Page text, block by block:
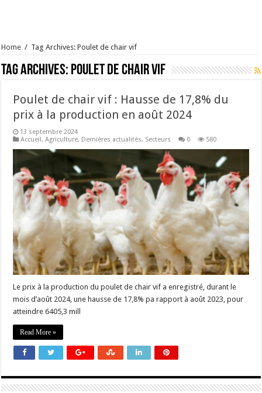
Home / Tag Archives: Poulet de chair vif
Tag Archives: Poulet de chair vif
Poulet de chair vif : Hausse de 17,8% du
prix à la production en août 2024
13 septembre 2024
Accueil,Agriculture, Dernières actualités, Secteurs 0 580
Le prix à la production du poulet de chair vif a enregistré, durant le
mois d’août 2024, une hausse de 17,8% pa rapport à août 2023, pour
atteindre 6405,3 mill
Read More »